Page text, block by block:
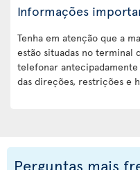
Informações
Tenha em atenção que a
estão situadas no terminal
telefonar
das direções, restrições e
Perguntas mais